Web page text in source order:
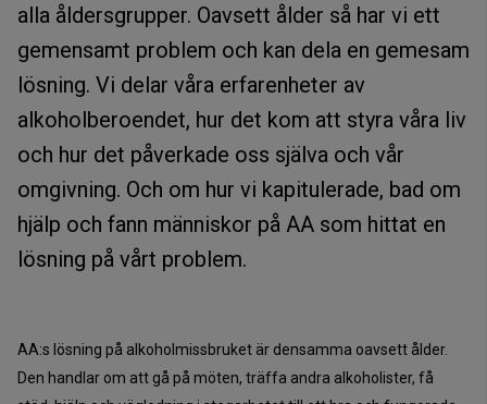
alla åldersgrupper. Oavsett ålder så har vi ett
gemensamt problem och kan dela en gemesam
lösning. Vi delar våra erfarenheter av
alkoholberoendet, hur det kom att styra våra liv
och hur det påverkade oss själva och vår
omgivning. Och om hur vi kapitulerade, bad om
hjälp och fann människor på AA som hittat en
lösning på vårt problem.
AA:s lösning på alkoholmissbruket är densamma oavsett ålder.
Den handlar om att gå på möten, träffa andra alkoholister, få